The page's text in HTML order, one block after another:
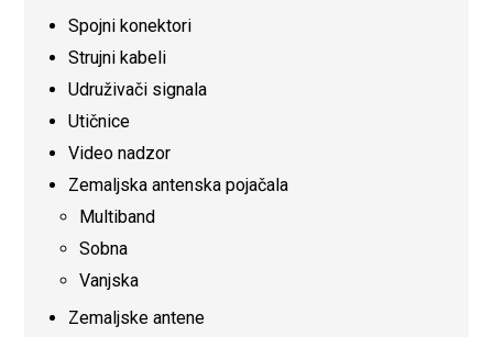
Spojni konektori
Strujni kabeli
Udruživači signala
Utičnice
Video nadzor
Zemaljska antenska pojačala
Multiband
Sobna
Vanjska
Zemaljske antene